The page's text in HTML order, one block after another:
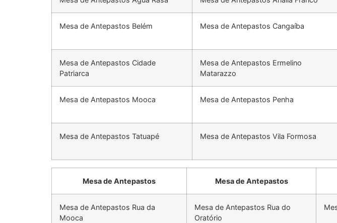
Mesa de Antepastos Belém Mesa de Antepastos Cangaíba
Mesa de Antepastos Cidade
Patriarca
Mesa de Antepastos Ermelino
Matarazzo
Mesa de Antepastos Mooca Mesa de Antepastos Penha
Mesa de Antepastos Tatuapé Mesa de Antepastos Vila Formosa
Mesa de Antepastos Mesa de Antepastos
Mesa de Antepastos Rua da
Mooca
Mesa de Antepastos Rua do
Oratório